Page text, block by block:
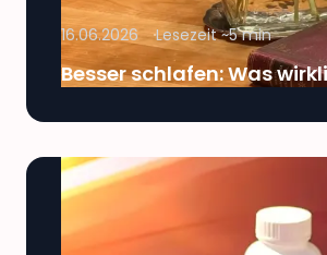
16.06.2026 Lesezeit ~5min
Besser schlafen: Was